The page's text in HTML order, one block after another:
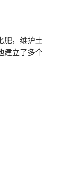
肥，维护土
建立了多个